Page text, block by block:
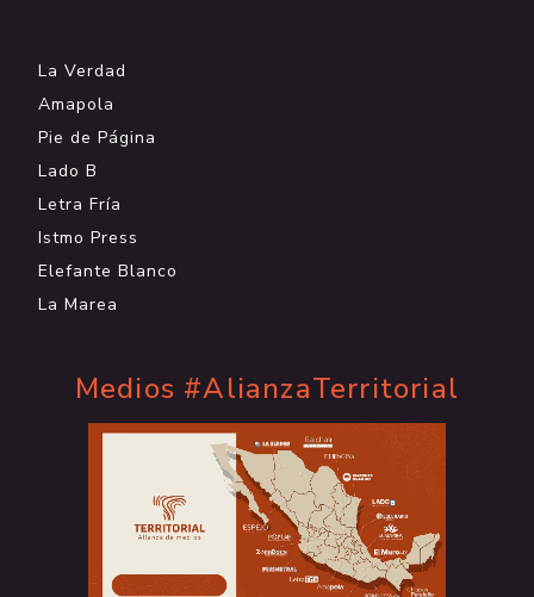
La Verdad
Amapola
Pie de Página
Lado B
Letra Fría
Istmo Press
Elefante Blanco
La Marea
Medios #AlianzaTerritorial